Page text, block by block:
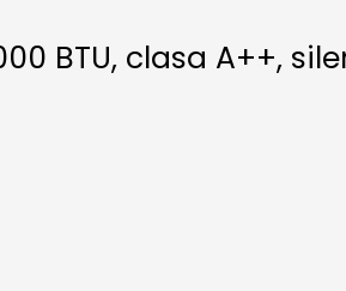
BTU, clasa A++,